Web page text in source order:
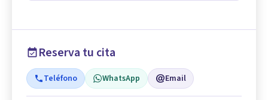
Reserva tu cita
Teléfono WhatsApp Email